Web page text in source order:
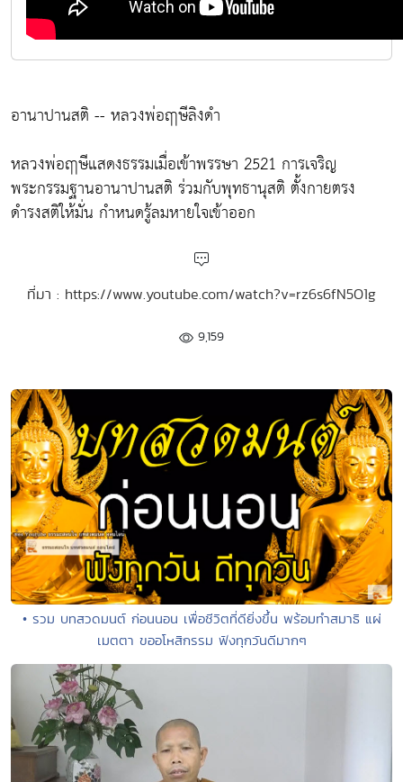
อานาปานสติ -- หลวงพ่อฤๅษีลิงดำ
หลวงพ่อฤาษีแสดงธรรมเมื่อเข้าพรรษา 2521 การเจริญ
พระกรรมฐานอานาปานสติ ร่วมกับพุทธานุสติ ตั้งกายตรง
ดำรงสติให้มั่น กำหนดรู้ลมหายใจเข้าออก
ที่มา : https://www.youtube.com/watch?v=rz6s6fN5O1g
9,159
• รวม บทสวดมนต์ ก่อนนอน เพื่อชีวิตที่ดียิ่งขึ้น พร้อมทำสมาธิ แผ่
เมตตา ขออโหสิกรรม ฟังทุกวันดีมากๆ